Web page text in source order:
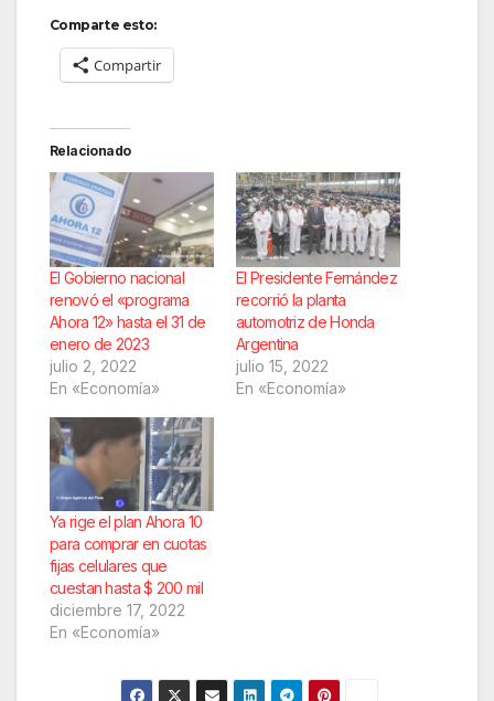
Comparte esto:
Compartir
Relacionado
El Gobierno nacional
renovó el «programa
Ahora 12» hasta el 31 de
enero de 2023
julio 2, 2022
En «Economía»
El Presidente Fernández
recorrió la planta
automotriz de Honda
Argentina
julio 15, 2022
En «Economía»
Ya rige el plan Ahora 10
para comprar en cuotas
fijas celulares que
cuestan hasta $ 200 mil
diciembre 17, 2022
En «Economía»